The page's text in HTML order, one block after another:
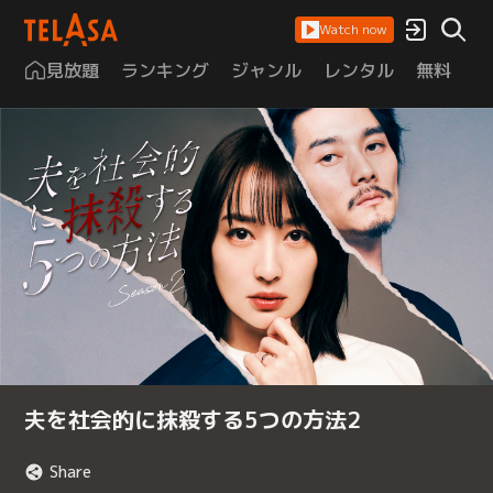
Watch now
見放題 ランキング ジャンル レンタル 無料
夫を社会的に抹殺する5つの方法2
Share